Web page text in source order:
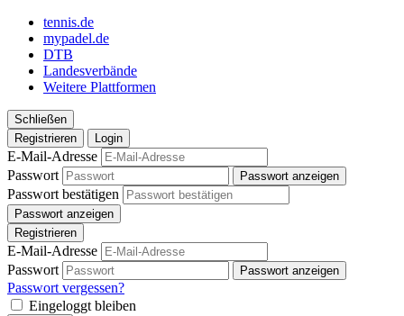
tennis.de
mypadel.de
DTB
Landesverbände
Weitere Plattformen
Schließen
Registrieren
Login
E-Mail-Adresse
Passwort
Passwort anzeigen
Passwort bestätigen
Passwort anzeigen
Registrieren
E-Mail-Adresse
Passwort
Passwort anzeigen
Passwort vergessen?
Eingeloggt bleiben